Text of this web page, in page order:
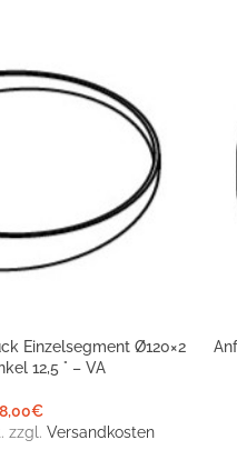
Einzelsegment Ø120×2
12,5 ° – VA
€
zzgl.Versandkosten
IN